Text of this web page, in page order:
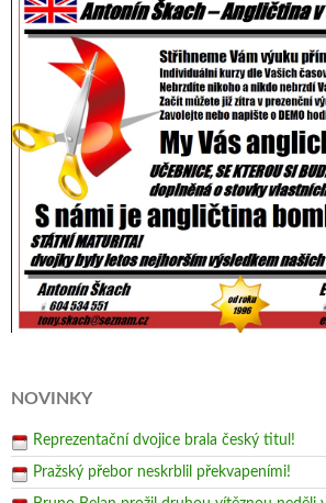
NOVINKY
Reprezentační dvojice brala český titul!
Pražský přebor neskrblil překvapeními!